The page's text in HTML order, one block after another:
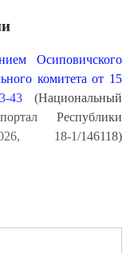
Осиповичского
комитета от 15
43 (Национальный
Республики
18-1/146118)